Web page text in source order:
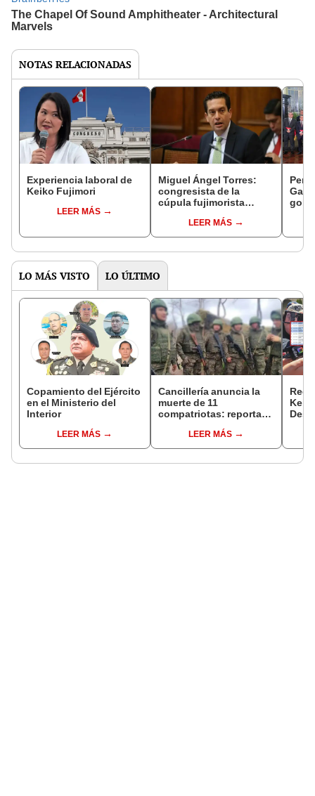
NOTAS RELACIONADAS
Experiencia laboral de
Keiko Fujimori
LEER MÁS
Miguel Ángel Torres:
congresista de la
cúpula fujimorista
del SenadoLEER MÁS
LO MÁS VISTO LO ÚLTIMO
Copamiento del Ejército
en el Ministerio del
Interior
LEER MÁS
Cancillería anuncia la
muerte de 11
compatriotas: reportan
capturados por Ucrania
LEER MÁS